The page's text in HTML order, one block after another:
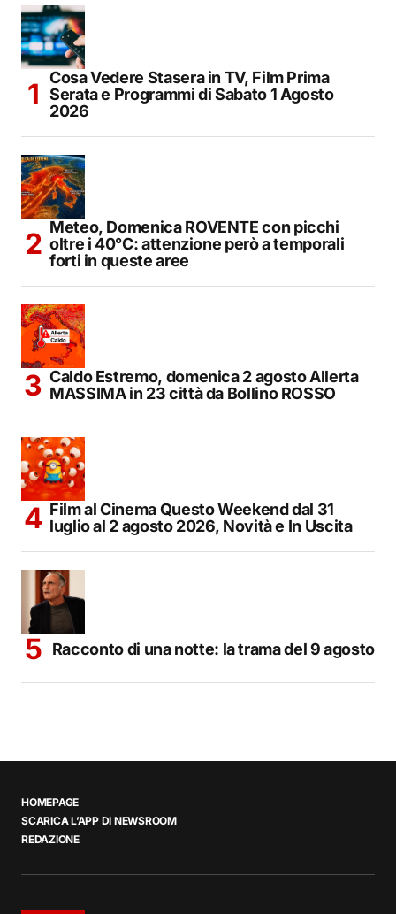
Cosa Vedere Stasera in TV, Film Prima
Serata e Programmi di Sabato 1 Agosto
2026
Meteo, Domenica ROVENTE con picchi
oltre i 40°C: attenzione però a temporali
forti in queste aree
Caldo Estremo, domenica 2 agosto Allerta
MASSIMA in 23 città da Bollino ROSSO
Film al Cinema Questo Weekend dal 31
luglio al 2 agosto 2026, Novità e In Uscita
Racconto di una notte: la trama del 9 agosto
HOMEPAGE
SCARICA L’APP DI NEWSROOM
REDAZIONE